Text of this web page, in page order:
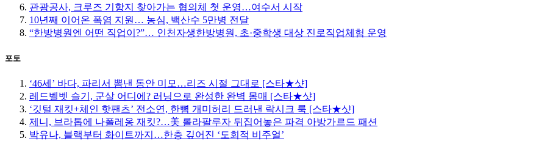
관광공사, 크루즈 기항지 찾아가는 협의체 첫 운영…여수서 시작
10년째 이어온 폭염 지원… 농심, 백산수 5만병 전달
“한방병원엔 어떤 직업이?”… 인천자생한방병원, 초·중학생 대상 진로직업체험 운영
포토
‘46세’ 바다, 파리서 뽐낸 동안 미모…리즈 시절 그대로 [스타★샷]
레드벨벳 슬기, 군살 어디에? 러닝으로 완성한 완벽 몸매 [스타★샷]
‘깃털 재킷+체인 핫팬츠’ 전소연, 한뼘 개미허리 드러낸 락시크 룩 [스타★샷]
제니, 브라톱에 나폴레옹 재킷?…美 롤라팔루자 뒤집어놓은 파격 아방가르드 패션
박유나, 블랙부터 화이트까지…한층 깊어진 ‘도회적 비주얼’